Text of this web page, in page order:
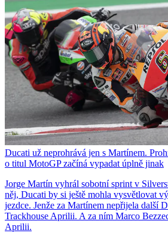
Ducati už neprohrává jen s Martínem.
o titul MotoGP začíná vypadat úplně jinak
Jorge Martín vyhrál sobotní sprint v
něj, Ducati by si ještě mohla vysvětlovat
jezdce. Jenže za Martínem nepřijela další
Trackhouse Aprilii. A za ním Marco
Aprilii.